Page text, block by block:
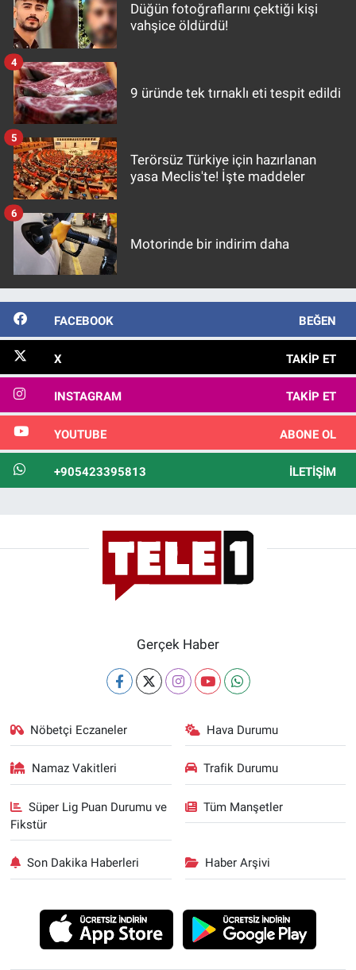
Düğün fotoğraflarını çektiği kişi
vahşice öldürdü!
9 üründe tek tırnaklı eti tespit edildi
4
Terörsüz Türkiye için hazırlanan
yasa Meclis'te! İşte maddeler
5
Motorinde bir indirim daha
6
FACEBOOK BEĞEN
X TAKIP ET
INSTAGRAM TAKIP ET
YOUTUBE ABONE OL
+905423395813 İLETIŞIM
Gerçek Haber
Nöbetçi Eczaneler Hava Durumu
Namaz Vakitleri Trafik Durumu
Süper Lig Puan Durumu ve
Fikstür
Tüm Manşetler
Son Dakika Haberleri Haber Arşivi